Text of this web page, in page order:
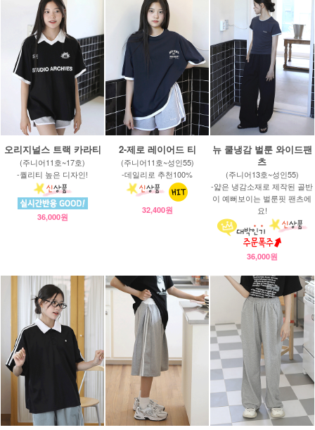
오리지널스 트랙 카라티
(주니어11호~17호)
-퀄리티 높은 디자인!
36,000원
2-제로 레이어드 티
(주니어11호~성인55)
-데일리로 추천100%
32,400원
뉴 쿨냉감 벌룬 와이드팬
츠
(주니어13호~성인55)
-얇은 냉감소재로 제작된 골반
이 예뻐보이는 벌룬핏 팬츠에
요!
36,000원